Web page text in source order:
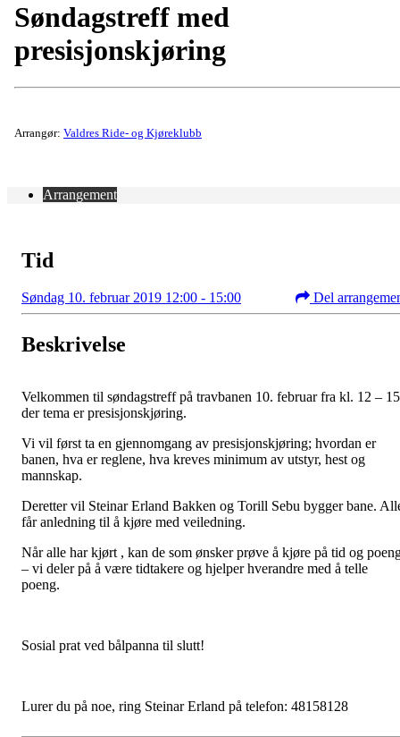
Søndagstreff med
presisjonskjøring
Arrangør: Valdres Ride- og Kjøreklubb
Arrangement
Tid
Søndag 10. februar 2019 12:00 - 15:00 Del
Beskrivelse
Velkommen til søndagstreff på travbanen 10. februar fra kl. 12 – 15
der tema er presisjonskjøring.
Vi vil først ta en gjennomgang av presisjonskjøring; hvordan er
banen, hva er reglene, hva kreves minimum av utstyr, hest og
mannskap.
Deretter vil Steinar Erland Bakken og Torill Sebu bygger bane.
får anledning til å kjøre med veiledning.
Når alle har kjørt , kan de som ønsker prøve å kjøre på tid og
– vi deler på å være tidtakere og hjelper hverandre med å telle
poeng.
Sosial prat ved bålpanna til slutt!
Lurer du på noe, ring Steinar Erland på telefon: 48158128